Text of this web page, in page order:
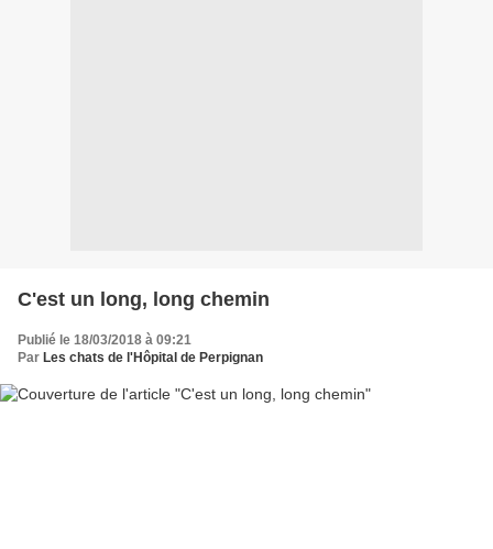
C'est un long, long chemin
Publié le 18/03/2018 à 09:21
Par Les chats de l'Hôpital de Perpignan